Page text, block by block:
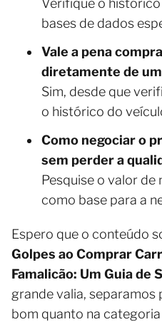
bases de dados
Vale a pena
diretamente de
Sim, desde que
o histórico do
Como negociar o
sem perder a
Pesquise o valor de
como base para a
Espero que o conteúdo
Golpes ao Comprar
Famalicão: Um Guia de
grande valia,
bom quanto na categoria